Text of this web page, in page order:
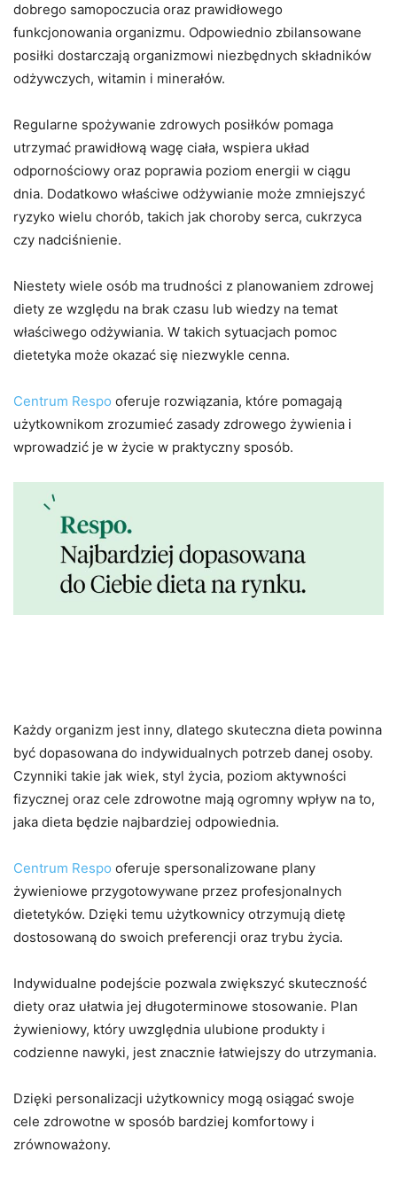
dobrego samopoczucia oraz prawidłowego
funkcjonowania organizmu. Odpowiednio zbilansowane
posiłki dostarczają organizmowi niezbędnych składników
odżywczych, witamin i minerałów.
Regularne spożywanie zdrowych posiłków pomaga
utrzymać prawidłową wagę ciała, wspiera układ
odpornościowy oraz poprawia poziom energii w ciągu
dnia. Dodatkowo właściwe odżywianie może zmniejszyć
ryzyko wielu chorób, takich jak choroby serca, cukrzyca
czy nadciśnienie.
Niestety wiele osób ma trudności z planowaniem zdrowej
diety ze względu na brak czasu lub wiedzy na temat
właściwego odżywiania. W takich sytuacjach pomoc
dietetyka może okazać się niezwykle cenna.
Centrum Respo oferuje rozwiązania, które pomagają
użytkownikom zrozumieć zasady zdrowego żywienia i
wprowadzić je w życie w praktyczny sposób.
Każdy organizm jest inny, dlatego skuteczna dieta powinna
być dopasowana do indywidualnych potrzeb danej osoby.
Czynniki takie jak wiek, styl życia, poziom aktywności
fizycznej oraz cele zdrowotne mają ogromny wpływ na to,
jaka dieta będzie najbardziej odpowiednia.
Centrum Respo oferuje spersonalizowane plany
żywieniowe przygotowywane przez profesjonalnych
dietetyków. Dzięki temu użytkownicy otrzymują dietę
dostosowaną do swoich preferencji oraz trybu życia.
Indywidualne podejście pozwala zwiększyć skuteczność
diety oraz ułatwia jej długoterminowe stosowanie. Plan
żywieniowy, który uwzględnia ulubione produkty i
codzienne nawyki, jest znacznie łatwiejszy do utrzymania.
Dzięki personalizacji użytkownicy mogą osiągać swoje
cele zdrowotne w sposób bardziej komfortowy i
zrównoważony.